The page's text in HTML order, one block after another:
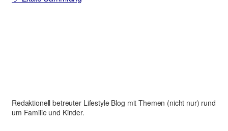
Redaktionell betreuter Lifestyle Blog mit Themen (nicht nur) rund
um Familie und Kinder.